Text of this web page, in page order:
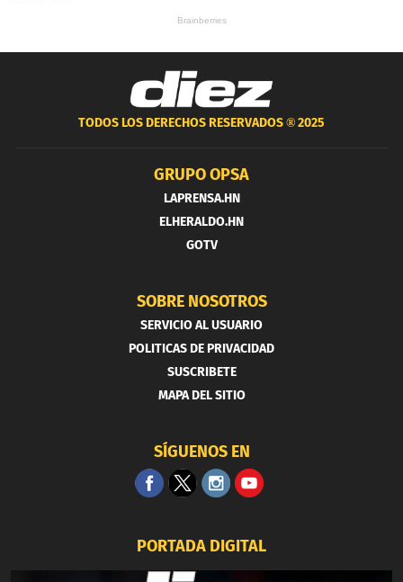
TODOS LOS DERECHOS RESERVADOS ®2025
GRUPO OPSA
LAPRENSA.HN
ELHERALDO.HN
GOTV
SOBRE NOSOTROS
SERVICIO AL USUARIO
POLITICAS DE PRIVACIDAD
SUSCRIBETE
MAPA DEL SITIO
SÍGUENOS EN
PORTADA DIGITAL